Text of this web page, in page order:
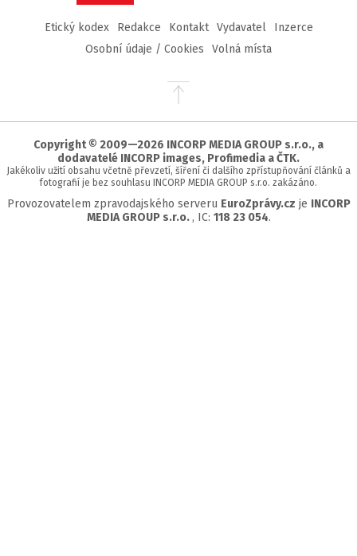
Etický kodex Redakce Kontakt Vydavatel
Inzerce
Osobní údaje / Cookies
Volná místa
Přejít
stránky
Copyright © 2009—2026 INCORP MEDIA GROUP s.r.o., a
dodavatelé INCORP images, Profimedia a ČTK.
Jakékoliv užití obsahu včetně převzetí, šíření či dalšího zpřístupňování článků a
fotografií je bez souhlasu INCORP MEDIA GROUP s.r.o. zakázáno.
Provozovatelem zpravodajského serveru EuroZprávy.cz je INCORP
MEDIA GROUP s.r.o. , IC: 118 23 054.